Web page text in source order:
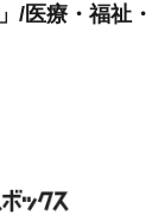
/医療・福祉